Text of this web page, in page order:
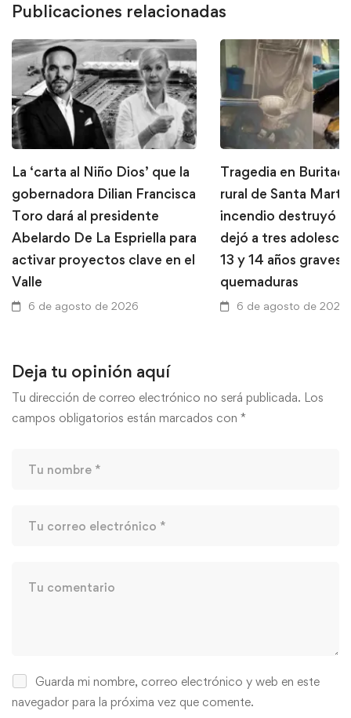
Publicaciones relacionadas
La ‘carta al Niño Dios’ que la
gobernadora Dilian Francisca
Toro dará al presidente
Abelardo De La Espriella para
activar proyectos clave en el
Valle
6 de agosto de 2026
Tragedia en
rural de Santa
incendio destruyó
dejó a tres
13 y 14 años graves
quemaduras
6 de agosto de 2026
Deja tu opinión aquí
Tu dirección de correo electrónico no será publicada. Los
campos obligatorios están marcados con *
Guarda mi nombre, correo electrónico y web en este
navegador para la próxima vez que comente.